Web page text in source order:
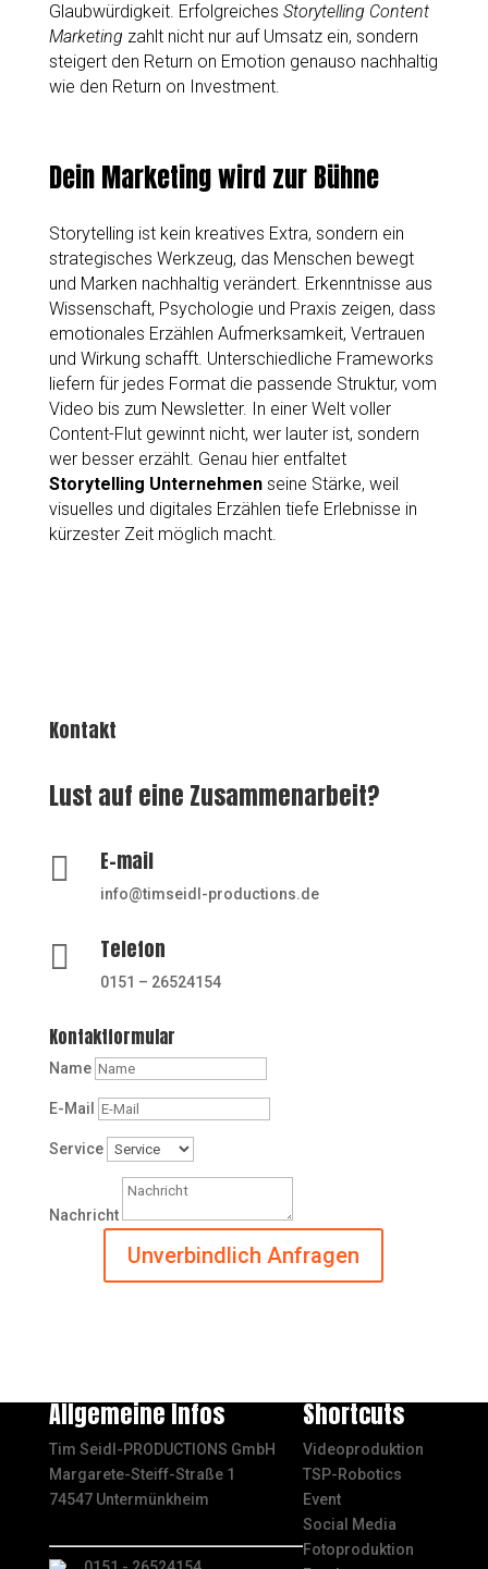
Glaubwürdigkeit. Erfolgreiches Storytelling Content
Marketing zahlt nicht nur auf Umsatz ein, sondern
steigert den Return on Emotion genauso nachhaltig
wie den Return on Investment.
Dein Marketing wird zur Bühne
Storytelling ist kein kreatives Extra, sondern ein
strategisches Werkzeug, das Menschen bewegt
und Marken nachhaltig verändert. Erkenntnisse aus
Wissenschaft, Psychologie und Praxis zeigen, dass
emotionales Erzählen Aufmerksamkeit, Vertrauen
und Wirkung schafft. Unterschiedliche Frameworks
liefern für jedes Format die passende Struktur, vom
Video bis zum Newsletter. In einer Welt voller
Content-Flut gewinnt nicht, wer lauter ist, sondern
wer besser erzählt. Genau hier entfaltet
Storytelling Unternehmenseine Stärke, weil
visuelles und digitales Erzählen tiefe Erlebnisse in
kürzester Zeit möglich macht.
Kontakt
Lust auf eine Zusammenarbeit?
 E-mail
info@timseidl-productions.de
 Telefon
0151 – 26524154
Kontaktformular
Name
E-Mail
Service
Nachricht
Unverbindlich Anfragen
Allgemeine Infos
Tim Seidl-PRODUCTIONS GmbH
Margarete-Steiff-Straße 1
74547 Untermünkheim
Shortcuts
Videoproduktion
TSP-Robotics
Event
Social Media
Fotoproduktion